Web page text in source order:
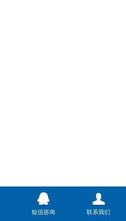
短信咨询 联系我们